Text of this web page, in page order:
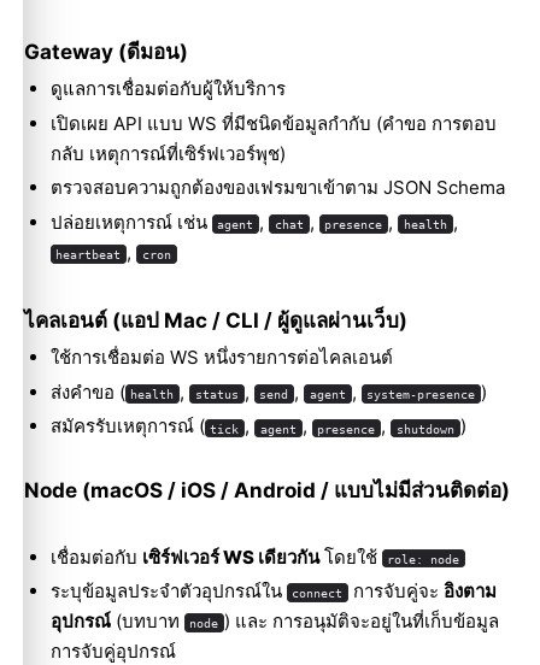
Gateway (ดีมอน)
ดูแลการเชื่อมต่อกับผู้ให้บริการ
เปิดเผย API แบบ WS ที่มีชนิดข้อมูลกำกับ (คำขอ การตอบ
กลับ เหตุการณ์ที่เซิร์ฟเวอร์พุช)
ตรวจสอบความถูกต้องของเฟรมขาเข้าตาม JSON Schema
ปล่อยเหตุการณ์ เช่น
agent , chat , presence , health ,
heartbeat , cron
ไคลเอนต์ (แอป Mac / CLI / ผู้ดูแลผ่านเว็บ)
ใช้การเชื่อมต่อ WS หนึ่งรายการต่อไคลเอนต์
ส่งคำขอ ( health , status , send , agent , system-presence )
สมัครรับเหตุการณ์ ( tick , agent , presence , shutdown )
Node (macOS / iOS / Android / แบบไม่มีส่วนติดต่อ)
เชื่อมต่อกับ เซิร์ฟเวอร์ WS เดียวกันโดยใช้ role: node
ระบุข้อมูลประจำตัวอุปกรณ์ใน connect การจับคู่จะอิงตาม
อุปกรณ์(บทบาท node ) และ การอนุมัติจะอยู่ในที่เก็บข้อมูล
การจับคู่อุปกรณ์